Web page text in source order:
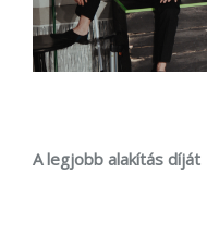
A legjobb alakítás díját